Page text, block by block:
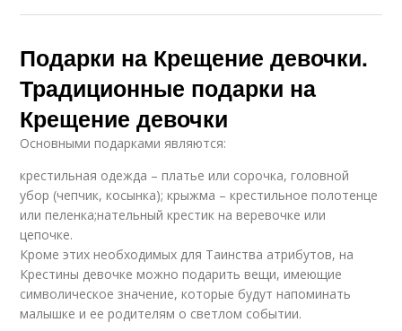
Подарки на Крещение девочки.
Традиционные подарки на
Крещение девочки
Основными подарками являются:
крестильная одежда – платье или сорочка, головной
убор (чепчик, косынка); крыжма – крестильное полотенце
или пеленка;нательный крестик на веревочке или
цепочке.
Кроме этих необходимых для Таинства атрибутов, на
Крестины девочке можно подарить вещи, имеющие
символическое значение, которые будут напоминать
малышке и ее родителям о светлом событии.